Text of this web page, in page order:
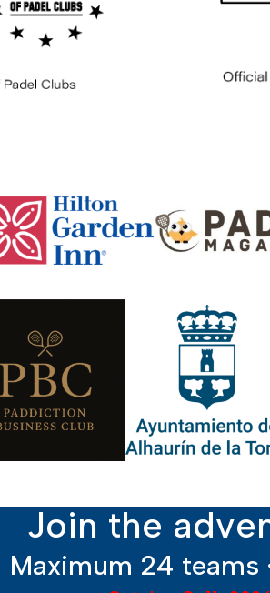
Join the
Maximum 24 teams